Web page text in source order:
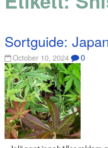
Sortguide:
October 10, 2024 0